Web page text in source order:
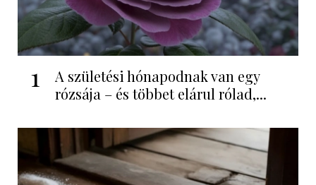
1
A születési hónapodnak van egy
rózsája – és többet elárul rólad,...